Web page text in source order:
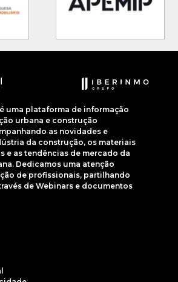
é uma plataforma de informação
urbana e construção
as novidades e
da construção, os materiais
e as tendências de mercado da
Dedicamos uma atenção
de profissionais, partilhando
de Webinars e documentos